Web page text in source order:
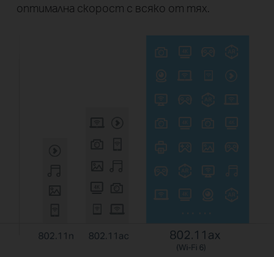
оптимална скорост с всяко от тях.